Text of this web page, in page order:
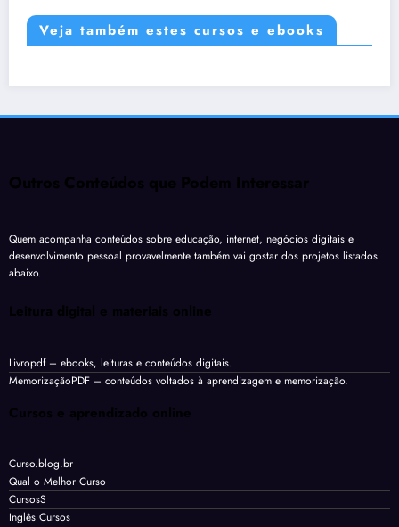
Veja também estes cursos e ebooks
Outros Conteúdos que Podem Interessar
Quem acompanha conteúdos sobre educação, internet, negócios digitais e
desenvolvimento pessoal provavelmente também vai gostar dos projetos listados
abaixo.
Leitura digital e materiais online
Livropdf– ebooks, leituras e conteúdos digitais.
MemorizaçãoPDF – conteúdos voltados à aprendizagem e memorização.
Cursos e aprendizado online
Curso.blog.br
Qual o Melhor Curso
CursosS
Inglês Cursos